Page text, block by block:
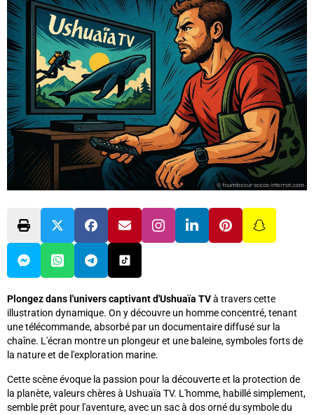
Plongez dans l'univers captivant d'Ushuaïa TVà travers cette
illustration dynamique. On y découvre un homme concentré, tenant
une télécommande, absorbé par un documentaire diffusé sur la
chaîne. L'écran montre un plongeur et une baleine, symboles forts de
la nature et de l'exploration marine.
Cette scène évoque la passion pour la découverte et la protection de
la planète, valeurs chères à Ushuaïa TV. L'homme, habillé simplement,
semble prêt pour l'aventure, avec un sac à dos orné du symbole du